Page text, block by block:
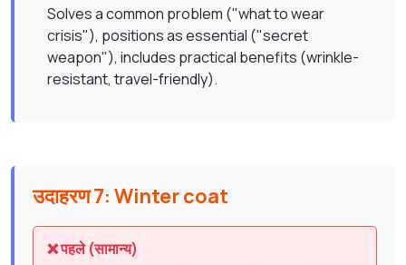
Solves a common problem ("what to wear
crisis"), positions as essential ("secret
weapon"), includes practical benefits (wrinkle-
resistant, travel-friendly).
उदाहरण 7: Winter coat
❌ पहले (सामान्य)